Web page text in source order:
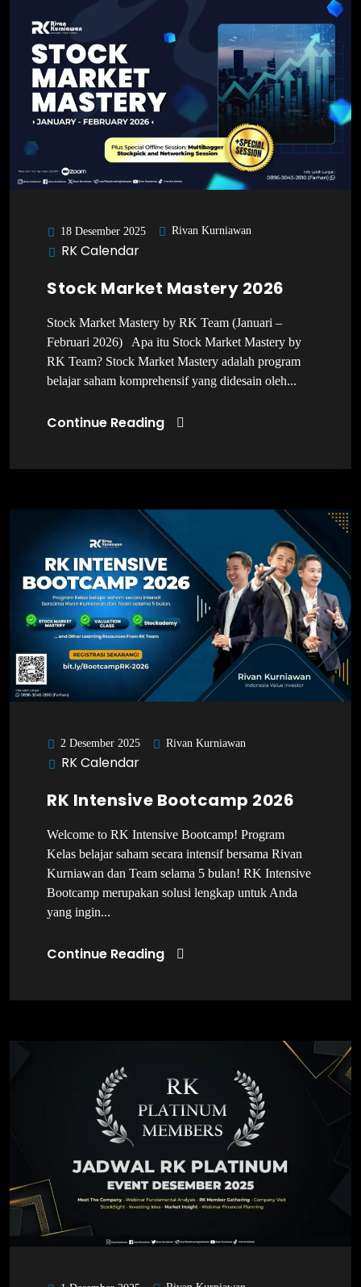
18 Desember 2025 Rivan Kurniawan
RK Calendar
Stock Market Mastery 2026
Stock Market Mastery by RK Team (Januari –
Februari 2026) Apa itu Stock Market Mastery by
RK Team? Stock Market Mastery adalah program
belajar saham komprehensif yang didesain oleh...
Continue Reading
2 Desember 2025 Rivan Kurniawan
RK Calendar
RK Intensive Bootcamp 2026
Welcome to RK Intensive Bootcamp! Program
Kelas belajar saham secara intensif bersama Rivan
Kurniawan dan Team selama 5 bulan! RK Intensive
Bootcamp merupakan solusi lengkap untuk Anda
yang ingin...
Continue Reading